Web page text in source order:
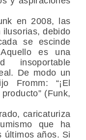
en 2008, las
ilusorias, debido
se escinde
es una
De modo un
Fromm: “¡El
(Funk,
caricaturiza
que ha
últimos años. Si